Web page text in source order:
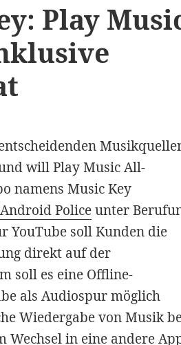
Play
will Play Music All-
namens Music Key
Policeunter
YouTube soll Kunden die
direkt auf der
soll es eine Offline-
als Audiospur möglich
Wiedergabe von Musik
Wechsel in eine andere